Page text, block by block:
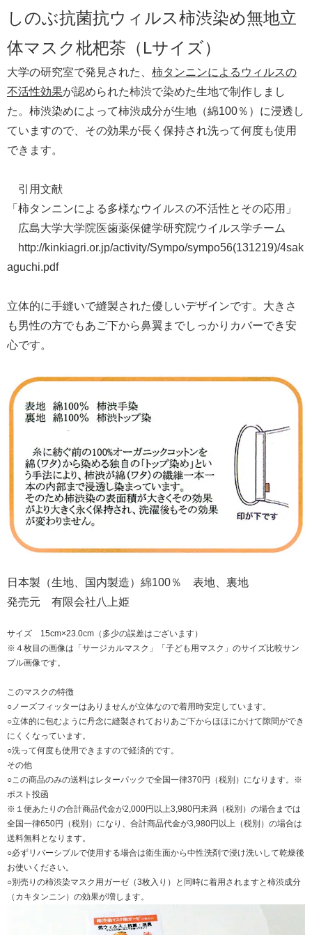
しのぶ抗菌抗ウィルス柿渋染め無地立
体マスク枇杷茶（Lサイズ）
大学の研究室で発見された、 柿タンニンによるウィルスの
不活性効果が認められた柿渋で染めた生地で制作しまし
た。柿渋染めによって柿渋成分が生地（綿100％）に浸透し
ていますので、その効果が長く保持され洗って何度も使用
できます。
引用文献
「柿タンニンによる多様なウイルスの不活性とその応用」
広島大学大学院医歯薬保健学研究院ウイルス学チーム
http://kinkiagri.or.jp/activity/Sympo/sympo56(131219)/4sak
aguchi.pdf
立体的に手縫いで縫製された優しいデザインです。大きさ
も男性の方でもあご下から鼻翼までしっかりカバーでき安
心です。
日本製（生地、国内製造）綿100％ 表地、裏地
発売元 有限会社八上姫
サイズ 15cm×23.0cm（多少の誤差はございます）
※４枚目の画像は「サージカルマスク」「子ども用マスク」のサイズ比較サン
プル画像です。
このマスクの特徴
○ノーズフィッターはありませんが立体なので着用時安定しています。
○立体的に包むように丹念に縫製されておりあご下からほほにかけて隙間ができ
にくくなっています。
○洗って何度も使用できますので経済的です。
その他
○この商品のみの送料はレターパックで全国一律370円（税別）になります。※
ポスト投函
※１便あたりの合計商品代金が2,000円以上3,980円未満（税別）の場合までは
全国一律650円（税別）になり、合計商品代金が3,980円以上（税別）の場合は
送料無料となります。
○必ずリバーシブルで使用する場合は衛生面から中性洗剤で浸け洗いして乾燥後
お使いください。
○別売りの柿渋染マスク用ガーゼ（3枚入り）と同時に着用されますと柿渋成分
（カキタンニン）の効果が増します。